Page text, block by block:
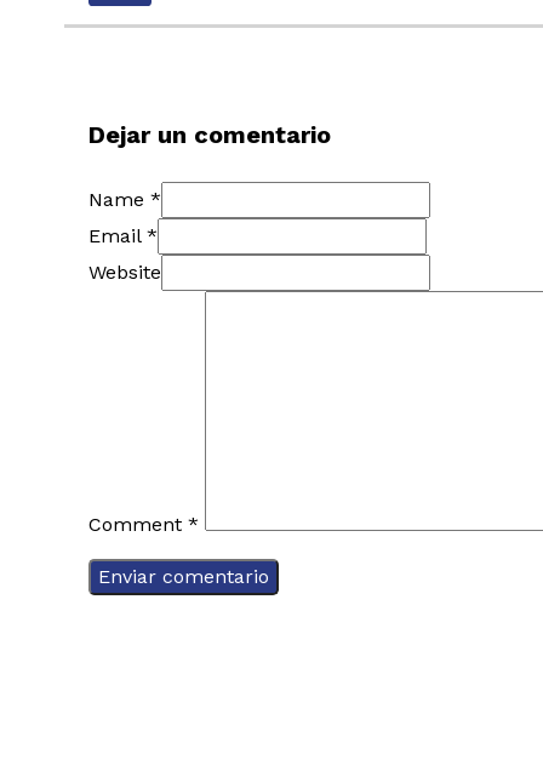
Dejar un comentario
Name *
Email *
Website
Comment *